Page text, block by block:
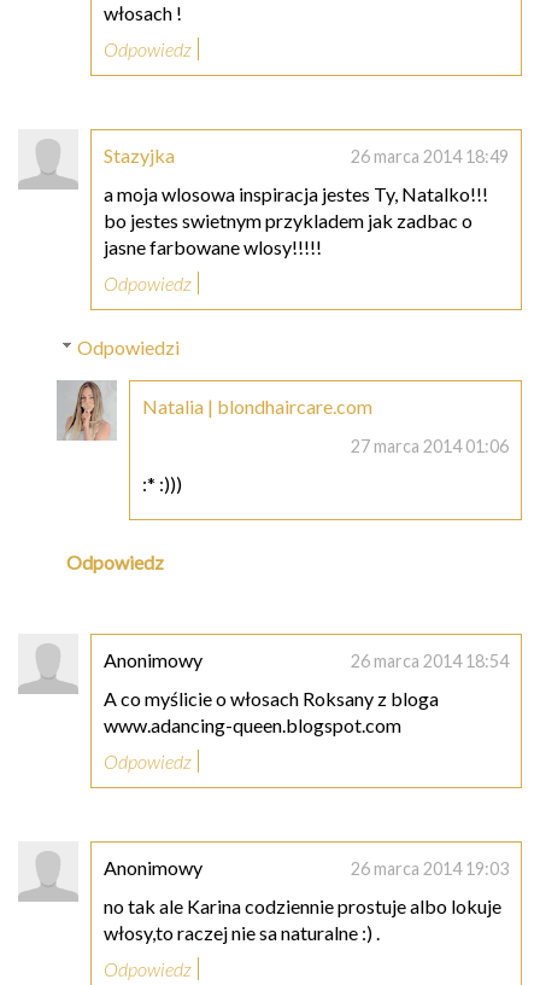
włosach !
Odpowiedz
Stazyjka 26 marca 2014 18:49
a moja wlosowa inspiracja jestes Ty, Natalko!!!
bo jestes swietnym przykladem jak zadbac o
jasne farbowane wlosy!!!!!
Odpowiedz
Odpowiedzi
Natalia | blondhaircare.com
27 marca 2014 01:06
:* :)))
Odpowiedz
Anonimowy 26 marca 2014 18:54
A co myślicie o włosach Roksany z bloga
www.adancing-queen.blogspot.com
Odpowiedz
Anonimowy 26 marca 2014 19:03
no tak ale Karina codziennie prostuje albo lokuje
włosy,to raczej nie sa naturalne :) .
Odpowiedz